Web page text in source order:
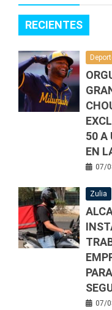
RECIENTES
50 A
EN
07/
Zulia
07/